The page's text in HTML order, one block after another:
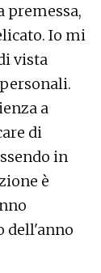
premessa,
Io mi
vista
a
di
in
è
dell'anno